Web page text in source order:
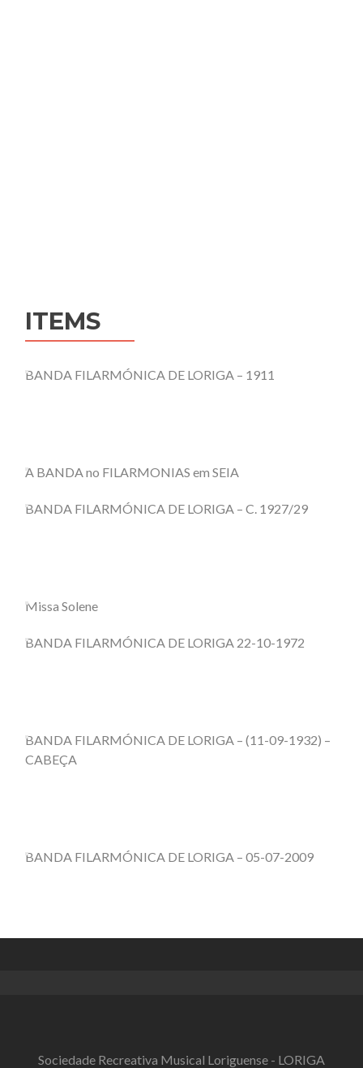
ITEMS
BANDA FILARMÓNICA DE LORIGA – 1911
A BANDA no FILARMONIAS em SEIA
BANDA FILARMÓNICA DE LORIGA – C. 1927/29
Missa Solene
BANDA FILARMÓNICA DE LORIGA 22-10-1972
BANDA FILARMÓNICA DE LORIGA – (11-09-1932) –
CABEÇA
BANDA FILARMÓNICA DE LORIGA – 05-07-2009
Sociedade Recreativa Musical Loriguense - LORIGA